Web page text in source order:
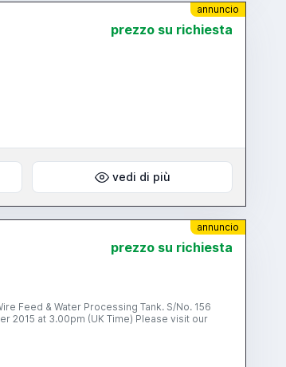
annuncio
prezzo su richiesta
vedi di più
annuncio
prezzo su richiesta
Feed & Water Processing Tank. S/No. 156
visit our